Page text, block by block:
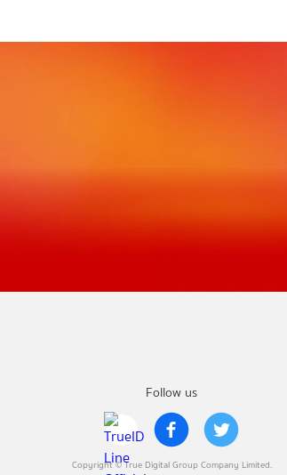
Follow us
Copyright © True Digital Group Company Limited.